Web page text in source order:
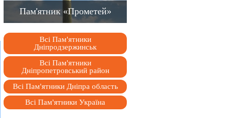
Пам'ятник «Прометей»
Всі Пам'ятники
Дніпродзержинськ
Всі Пам'ятники
Дніпропетровський район
Всі Пам'ятники Дніпра область
Всі Пам'ятники Україна